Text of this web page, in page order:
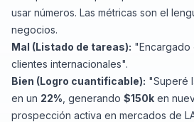
usar números. Las métricas son el
negocios.
Mal (Listado de tareas):
clientes internacionales".
Bien (Logro cuantificable): "Superé
en un 22% , generando $150k en
prospección activa en mercados de